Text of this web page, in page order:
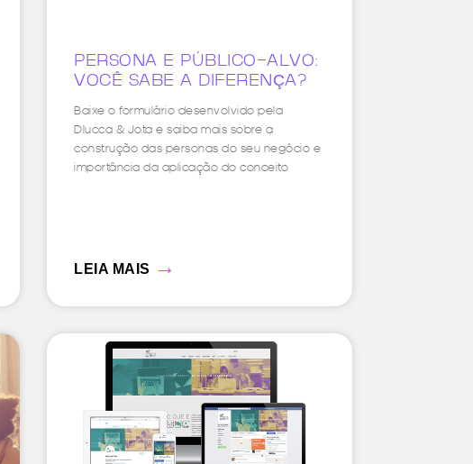
PERSONA E PÚBLICO-ALVO:
VOCÊ SABE A DIFERENÇA?
Baixe o formulário desenvolvido pela
Dlucca & Jota e saiba mais sobre a
construção das personas do seu negócio e
importância da aplicação do conceito
LEIA MAIS →